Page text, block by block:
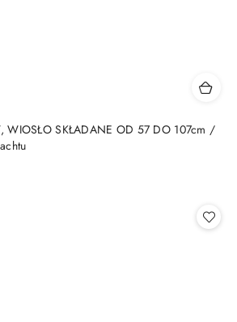
WIOSŁO SKŁADANE OD 57 DO 107cm /